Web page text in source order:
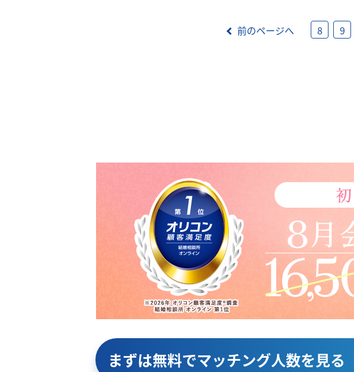
前のページへ 8 9
まずは無料でマッチング人数を見る